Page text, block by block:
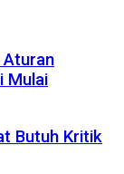
Aturan
Mulai
Butuh Kritik